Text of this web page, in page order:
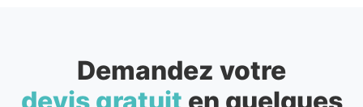
Demandez votre